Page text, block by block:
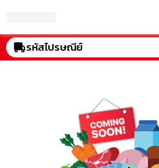
รหัสไปรษณีย์